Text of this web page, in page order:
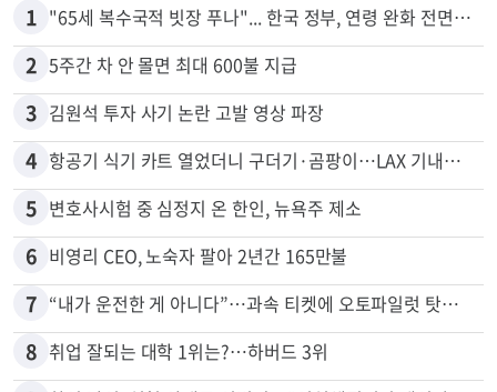
1 "65세 복수국적 빗장 푸나"... 한국 정부, 연령 완화 전면 추진
2 5주간 차 안 몰면 최대 600불 지급
3 김원석 투자 사기 논란 고발 영상 파장
4 항공기 식기 카트 열었더니 구더기·곰팡이…LAX 기내식 업체 논란
5 변호사시험 중 심정지 온 한인, 뉴욕주 제소
6 비영리 CEO, 노숙자 팔아 2년간 165만불
7 “내가 운전한 게 아니다”…과속 티켓에 오토파일럿 탓한 운전자
8 취업 잘되는 대학 1위는?…하버드 3위